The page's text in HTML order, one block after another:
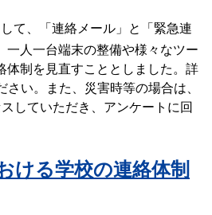
て、「連絡メール」と「緊急連
一人一台端末の整備や様々なツー
体制を見直すこととしました。詳
い。また、災害時等の場合は、
していただき、アンケートに回
ける学校の連絡体制